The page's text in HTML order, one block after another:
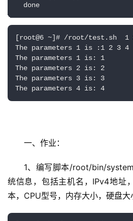
done
[root@6 ~]# /root/test.sh  1
The parameters 1 is :1 2 3 4
The parameters 1 is: 1
The parameters 2 is: 2
The parameters 3 is: 3
The parameters 4 is: 4
一、作业：
1、编写脚本/root/bin/
统信息，包括主机名，IPv4地址
本，CPU型号，内存大小，硬盘大